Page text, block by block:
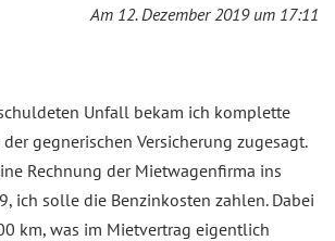
Am 12. Dezember 2019 um 17:11
Unfall bekam ich komplette
gegnerischen Versicherung zugesagt.
Rechnung der Mietwagenfirma ins
ich solle die Benzinkosten zahlen. Dabei
km, was im Mietvertrag eigentlich